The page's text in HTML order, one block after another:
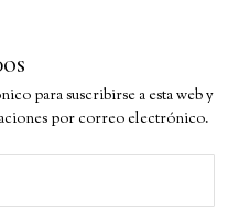
para suscribirse a esta web y
por correo electrónico.